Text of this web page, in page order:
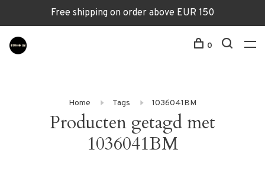
Free shipping on order above EUR 150
0
Home Tags 1036041BM
Producten getagd met
1036041BM